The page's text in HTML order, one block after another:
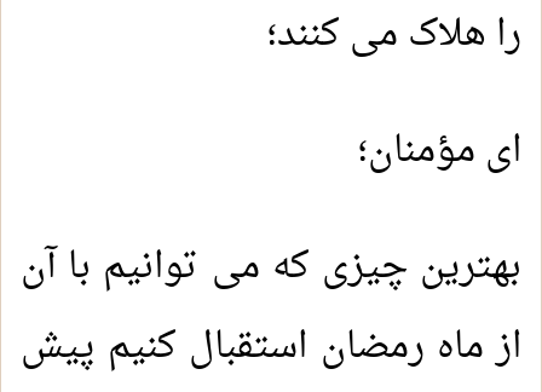
را هلاک می کنند؛
ای مؤمنان؛
بهترین چیزی که می توانیم با آن
از ماه رمضان استقبال کنیم پیش